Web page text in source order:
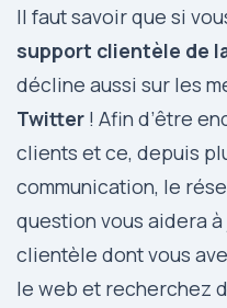
Il faut savoir que si
support clientèle de
décline aussi sur les
Twitter ! Afin d’être
clients et ce, depuis
communication, le
question vous aidera
clientèle dont vous
le web et recherchez